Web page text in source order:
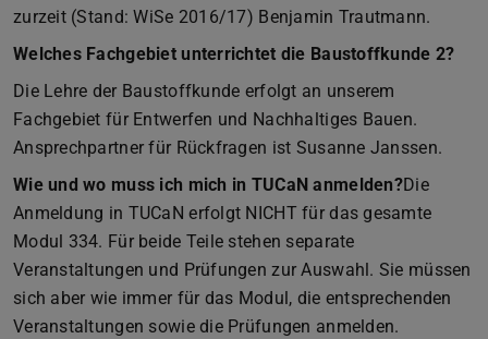
zurzeit (Stand: WiSe 2016/17) Benjamin Trautmann.
Welches Fachgebiet unterrichtet die Baustoffkunde 2?
Die Lehre der Baustoffkunde erfolgt an unserem
Fachgebiet für Entwerfen und Nachhaltiges Bauen.
Ansprechpartner für Rückfragen ist Susanne Janssen.
Wie und wo muss ich mich in TUCaN anmelden?Die
Anmeldung in TUCaN erfolgt NICHT für das gesamte
Modul 334. Für beide Teile stehen separate
Veranstaltungen und Prüfungen zur Auswahl. Sie müssen
sich aber wie immer für das Modul, die entsprechenden
Veranstaltungen sowie die Prüfungen anmelden.